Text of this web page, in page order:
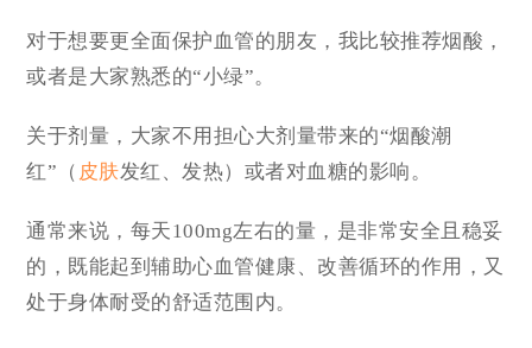
对于想要更全面保护血管的朋友，我比较推荐烟酸，
或者是大家熟悉的“小绿”。
关于剂量，大家不用担心大剂量带来的“烟酸潮
红”（ 皮肤发红、发热）或者对血糖的影响。
通常来说，每天100mg左右的量，是非常安全且稳妥
的，既能起到辅助心血管健康、改善循环的作用，又
处于身体耐受的舒适范围内。